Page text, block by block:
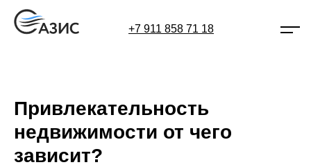
+7 911 858 71 18
Привлекательность
недвижимости от чего
зависит?